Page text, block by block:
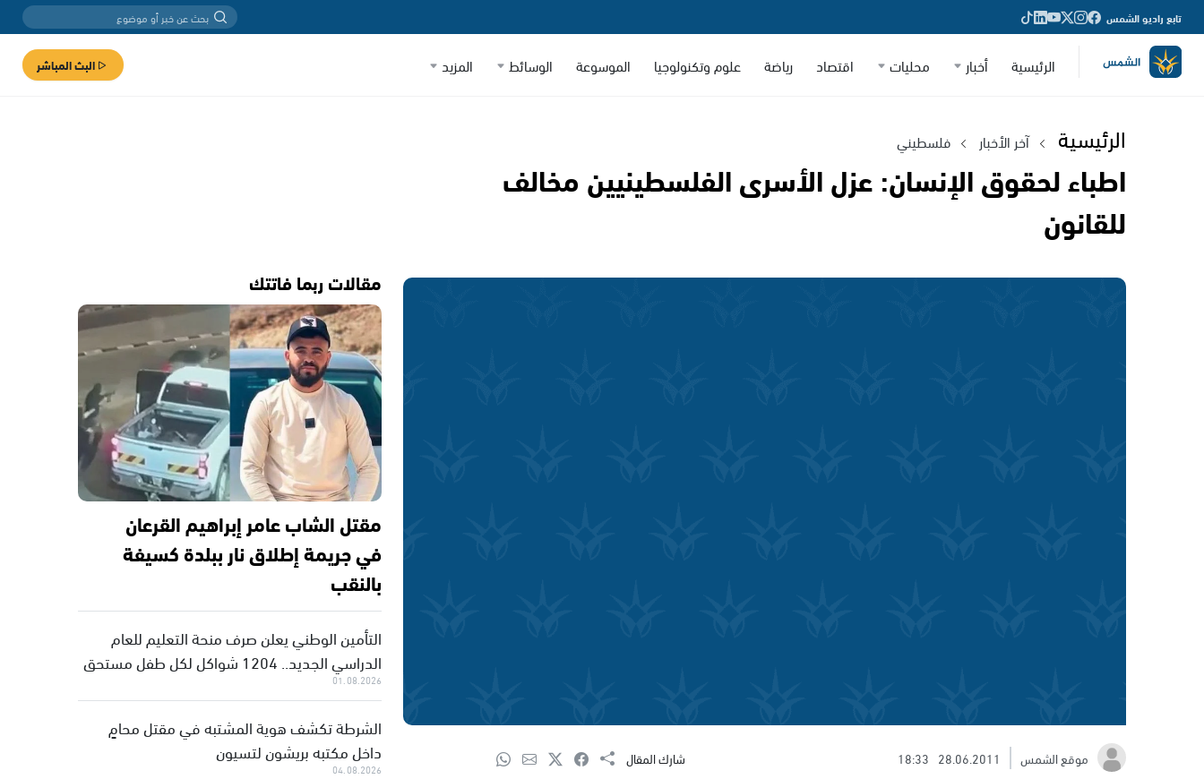
تابع راديو الشمس
الرئيسية أخبار محليات اقتصاد رياضة علوم وتكنولوجيا الموسوعة الوسائط المزيد البث المباشر
الرئيسية آخر الأخبار فلسطيني
اطباء لحقوق الإنسان: عزل الأسرى الفلسطينيين مخالف
للقانون
موقع الشمس 28.06.2011
18:33 شارك المقال
مقالات ربما فاتتك
مقتل الشاب عامر إبراهيم القرعان
في جريمة إطلاق نار ببلدة كسيفة
بالنقب
التأمين الوطني يعلن صرف منحة التعليم للعام
الدراسي الجديد.. 1204 شواكل لكل طفل مستحق
01.08.2026
الشرطة تكشف هوية المشتبه في مقتل محامٍ
داخل مكتبه بريشون لتسيون
04.08.2026